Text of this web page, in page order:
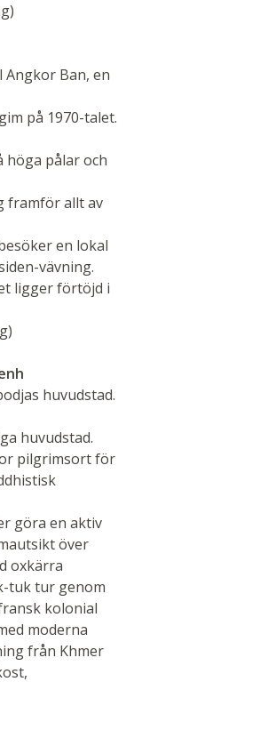
Ban, en
på 1970-talet.
höga pålar och
framför allt av
en lokal
vävning.
ligger förtöjd i
huvudstad.
huvudstad.
pilgrimsort för
göra en aktiv
över
oxkärra
tuk tur genom
kolonial
moderna
från Khmer